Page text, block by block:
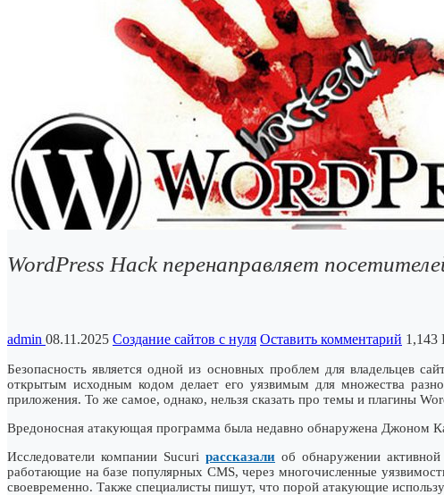
WordPress Hack перенаправляет
admin 08.11.2025 Создание сайтов с нуля Оставить комментарий 1,143
Безопасность является одной из основных проблем для владельцев
открытым исходным кодом делает его уязвимым для множества
приложения. То же самое, однако, нельзя сказать про темы и плагины
Вредоносная атакующая программа была недавно обнаружена Джоном
Исследователи компании Sucuri рассказали об обнаружeнии
работающие на базе популяpных CMS, через многочисленные
своевpеменно. Также специалисты пишут, что порой атакующие